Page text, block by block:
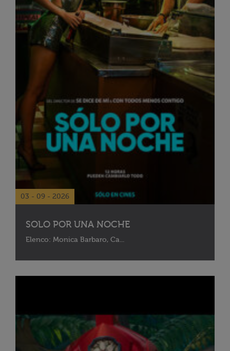
03 - 09 - 2026
SOLO POR UNA NOCHE
Elenco: Monica Barbaro, Ca...